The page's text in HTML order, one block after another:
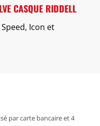
CASQUE RIDDELL
Icon et
par carte bancaire et 4